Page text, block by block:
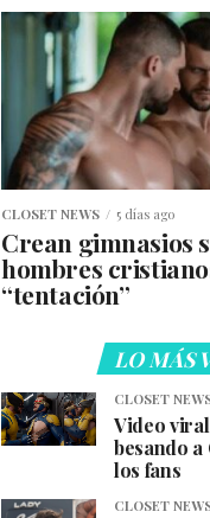
CLOSET NEWS 5 días ago
Crean gimnasios
hombres
“tentación”
LO MÁS
CLOSET
Video
besando a
los fans
CLOSET